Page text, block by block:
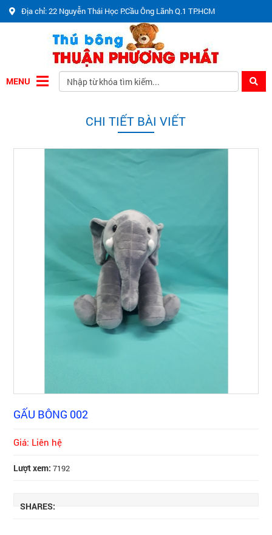
Địa chỉ: 22 Nguyễn Thái Học P.Cầu Ông Lãnh Q.1 TP.HCM
MENU
CHI TIẾT BÀI VIẾT
GẤU BÔNG 002
Giá: Liên hệ
Lượt xem: 7192
SHARES: